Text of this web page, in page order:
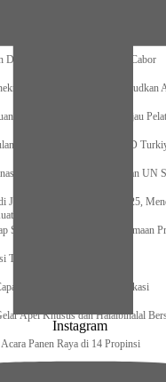
Yordania Jalin Sinergi Bidang
Prabowo Subianto Bawa
Dana untuk Pelatnas pada 13 Cabor
Tegaskan Komitmen Wujudkan
K9 TNI, Panglima TNI Tinjau
Bencana BNPB – AFAD
TNI-POLRI Solid Amankan UN
Juri Festival Film Cannes 2025,
Spirit Persatuan dan Kebersamaan
Tertibkan PPKS
736 Siswa/i se-Kota Bekasi
Apel Khusus dan Halalbihalal
Panen Raya di 14 Propinsi
Bisa Mempertahankan
Instagram